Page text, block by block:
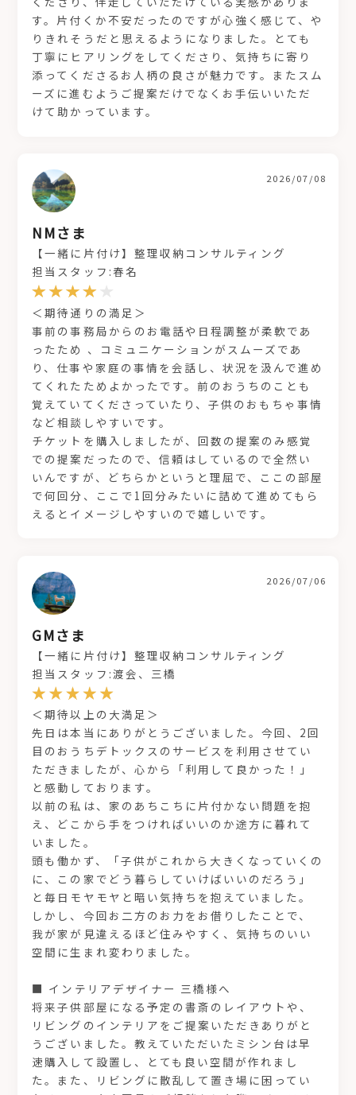
す。片付くか不安だったのですが心強く感じて、や
りきれそうだと思えるようになりました。とても
丁寧にヒアリングをしてくださり、気持ちに寄り
添ってくださるお人柄の良さが魅力です。またスム
ーズに進むようご提案だけでなくお手伝いいただ
けて助かっています。
NMさま
2026/07/08
【一緒に片付け】整理収納コンサルティング
担当スタッフ:春名
＜期待通りの満足＞
事前の事務局からのお電話や日程調整が柔軟であ
ったため 、コミュニケーションがスムーズであ
り、仕事や家庭の事情を会話し、状況を汲んで進め
てくれたためよかったです。前のおうちのことも
覚えていてくださっていたり、子供のおもちゃ事情
など相談しやすいです。
チケットを購入しましたが、回数の提案のみ感覚
での提案だったので、信頼はしているので全然い
いんですが、どちらかというと理屈で、ここの部屋
で何回分、ここで1回分みたいに詰めて進めてもら
えるとイメージしやすいので嬉しいです。
GMさま
2026/07/06
【一緒に片付け】整理収納コンサルティング
担当スタッフ:渡会、三橋
＜期待以上の大満足＞
先日は本当にありがとうございました。今回、2回
目のおうちデトックスのサービスを利用させてい
ただきましたが、心から「利用して良かった！」
と感動しております。
以前の私は、家のあちこちに片付かない問題を抱
え、どこから手をつければいいのか途方に暮れて
いました。
頭も働かず、「子供がこれから大きくなっていくの
に、この家でどう暮らしていけばいいのだろう」
と毎日モヤモヤと暗い気持ちを抱えていました。
しかし、今回お二方のお力をお借りしたことで、
我が家が見違えるほど住みやすく、気持ちのいい
空間に生まれ変わりました。
■ インテリアデザイナー 三橋様へ
将来子供部屋になる予定の書斎のレイアウトや、
リビングのインテリアをご提案いただきありがと
うございました。教えていただいたミシン台は早
速購入して設置し、とても良い空間が作れまし
た。また、リビングに散乱して置き場に困ってい